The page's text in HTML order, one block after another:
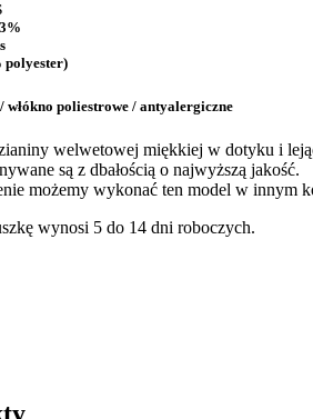
poliestrowe / antyalergiczne
welwetowej miękkiej w dotyku i
są z dbałością o najwyższą jakość.
możemy wykonać ten model w innym
wynosi 5 do 14 dni roboczych.